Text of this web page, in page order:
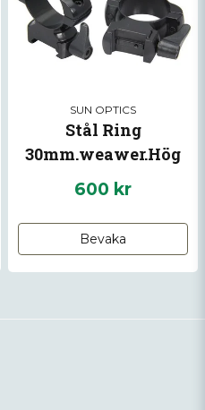
SUN OPTICS
Stål Ring
30mm.weawer.Hög
12,5mm.QuickR
600 kr
Bevaka